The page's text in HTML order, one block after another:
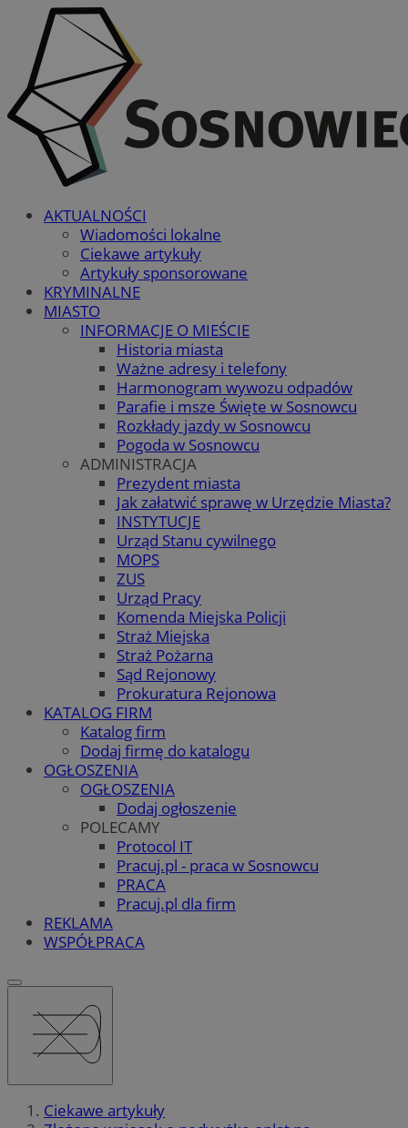
AKTUALNOŚCI
Wiadomości lokalne
Ciekawe artykuły
Artykuły sponsorowane
KRYMINALNE
MIASTO
INFORMACJE O MIEŚCIE
Historia miasta
Ważne adresy i telefony
Harmonogram wywozu odpadów
Parafie i msze Święte w Sosnowcu
Rozkłady jazdy w Sosnowcu
Pogoda w Sosnowcu
ADMINISTRACJA
Prezydent miasta
Jak załatwić sprawę w Urzędzie Miasta?
INSTYTUCJE
Urząd Stanu cywilnego
MOPS
ZUS
Urząd Pracy
Komenda Miejska Policji
Straż Miejska
Straż Pożarna
Sąd Rejonowy
Prokuratura Rejonowa
KATALOG FIRM
Katalog firm
Dodaj firmę do katalogu
OGŁOSZENIA
OGŁOSZENIA
Dodaj ogłoszenie
POLECAMY
Protocol IT
Pracuj.pl - praca w Sosnowcu
PRACA
Pracuj.pl dla firm
REKLAMA
WSPÓŁPRACA
Ciekawe artykuły